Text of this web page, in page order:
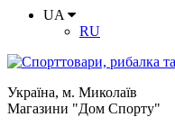
UA
RU
Україна, м. Миколаїв
Магазини "Дом Спорту"